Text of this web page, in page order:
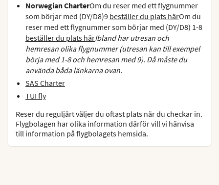
Norwegian CharterOm du reser med ett flygnummer
som börjar med (DY/D8)9 beställer du plats härOm du
reser med ett flygnummer som börjar med (DY/D8) 1-8
beställer du plats härIbland har utresan och
hemresan olika flygnummer (utresan kan till exempel
börja med 1-8 och hemresan med 9). Då måste du
använda båda länkarna ovan.
SAS Charter
TUI fly
Reser du reguljärt väljer du oftast plats när du checkar in.
Flygbolagen har olika information därför vill vi hänvisa
till information på flygbolagets hemsida.